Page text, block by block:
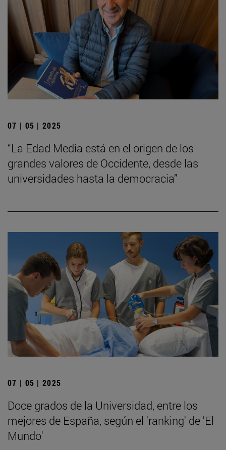
07 | 05 | 2025
“La Edad Media está en el origen de los
grandes valores de Occidente, desde las
universidades hasta la democracia”
07 | 05 | 2025
Doce grados de la Universidad, entre los
mejores de España, según el 'ranking' de 'El
Mundo'